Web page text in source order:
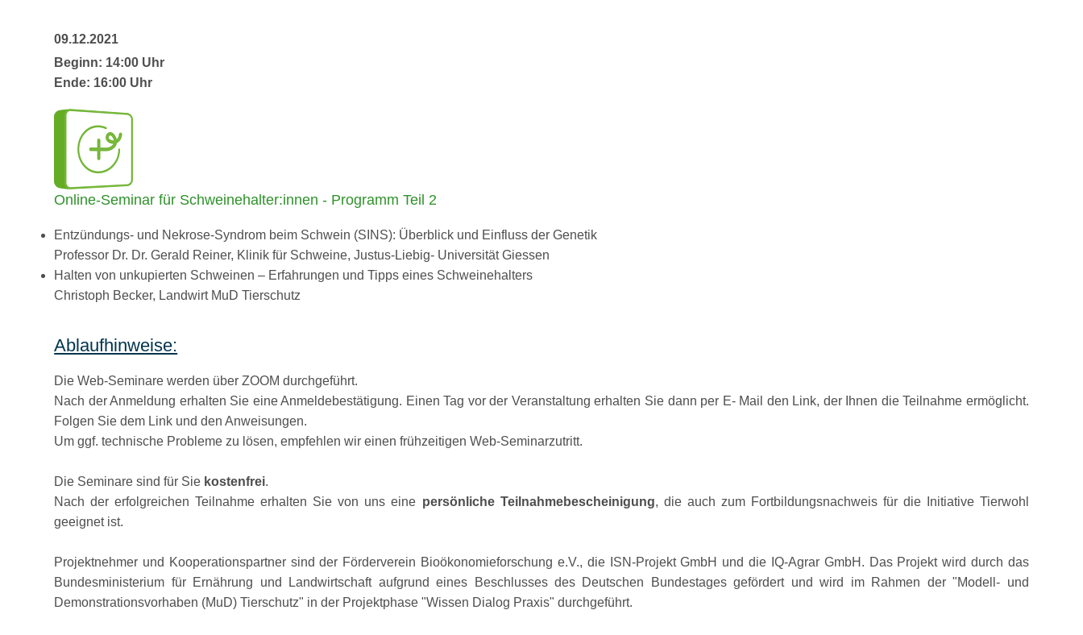
09.12.2021
Beginn: 14:00 Uhr
Ende: 16:00 Uhr
Online-Seminar für Schweinehalter:innen - Programm Teil 2
Entzündungs- und Nekrose-Syndrom beim Schwein (SINS): Überblick und Einfluss der Genetik
Professor Dr. Dr. Gerald Reiner, Klinik für Schweine, Justus-Liebig- Universität Giessen
Halten von unkupierten Schweinen – Erfahrungen und Tipps eines Schweinehalters
Christoph Becker, Landwirt MuD Tierschutz
Ablaufhinweise:
Die Web-Seminare werden über ZOOM durchgeführt.
Nach der Anmeldung erhalten Sie eine Anmeldebestätigung. Einen Tag vor der Veranstaltung erhalten Sie dann per E- Mail den Link, der Ihnen die Teilnahme ermöglicht.
Folgen Sie dem Link und den Anweisungen.
Um ggf. technische Probleme zu lösen, empfehlen wir einen frühzeitigen Web-Seminarzutritt.
Die Seminare sind für Sie kostenfrei.
Nach der erfolgreichen Teilnahme erhalten Sie von uns eine persönliche Teilnahmebescheinigung, die auch zum Fortbildungsnachweis für die Initiative Tierwohl
geeignet ist.
Projektnehmer und Kooperationspartner sind der Förderverein Bioökonomieforschung e.V., die ISN-Projekt GmbH und die IQ-Agrar GmbH. Das Projekt wird durch das
Bundesministerium für Ernährung und Landwirtschaft aufgrund eines Beschlusses des Deutschen Bundestages gefördert und wird im Rahmen der Modell- und
Demonstrationsvorhaben (MuD) Tierschutz
in der Projektphase Wissen Dialog Praxis durchgeführt.